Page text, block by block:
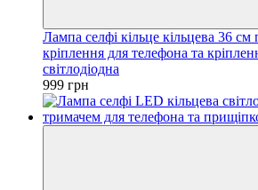
Лампа селфі кільце кільцева 36 см
кріплення для телефона та
світлодіодна
999 грн